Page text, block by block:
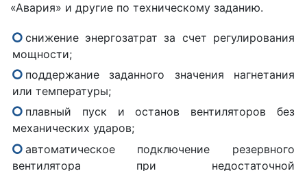
«Авария» и другие по техническому заданию.
снижение энергозатрат за счет регулирования
мощности;
поддержание заданного значения нагнетания
или температуры;
плавный пуск и останов вентиляторов без
механических ударов;
автоматическое подключение резервного
вентилятора при недостаточной